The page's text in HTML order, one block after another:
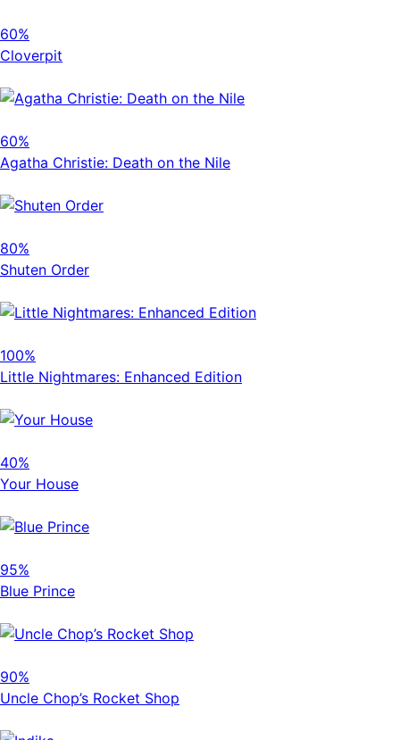
60%
Cloverpit
60%
Agatha Christie: Death on the Nile
80%
Shuten Order
100%
Little Nightmares: Enhanced Edition
40%
Your House
95%
Blue Prince
90%
Uncle Chop’s Rocket Shop